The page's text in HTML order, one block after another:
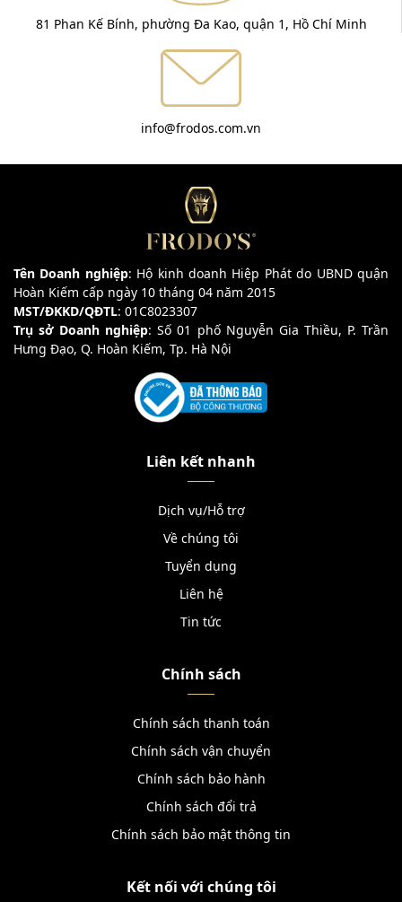
81 Phan Kế Bính, phường Đa Kao, quận 1, Hồ Chí Minh
info@frodos.com.vn
Tên Doanh nghiệp: Hộ kinh doanh Hiệp Phát do UBND quận
Hoàn Kiếm cấp ngày 10 tháng 04 năm 2015
MST/ĐKKD/QĐTL: 01C8023307
Trụ sở Doanh nghiệp: Số 01 phố Nguyễn Gia Thiều, P. Trần
Hưng Đạo, Q. Hoàn Kiếm, Tp. Hà Nội
Liên kết nhanh
Dịch vụ/Hỗ trợ
Về chúng tôi
Tuyển dụng
Liên hệ
Tin tức
Chính sách
Chính sách thanh toán
Chính sách vận chuyển
Chính sách bảo hành
Chính sách đổi trả
Chính sách bảo mật thông tin
Kết nối với chúng tôi